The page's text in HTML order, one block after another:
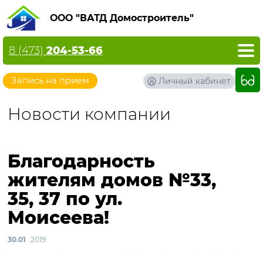
ООО "ВАТД Домостроитель"
Запись на прием
8 (473) 204-53-66
Личный кабинет
Новости компании
Благодарность
жителям домов №33,
35, 37 по ул.
Моисеева!
30.01 2019